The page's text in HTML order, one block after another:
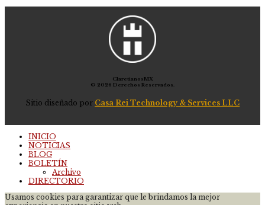
ClaretianosMX
© 2026 Derechos Reservados.
Sitio diseñado por Casa Rei Technology & Services LLC
INICIO
NOTICIAS
BLOG
BOLETÍN
Archivo
DIRECTORIO
Usamos cookies para garantizar que le brindamos la mejor